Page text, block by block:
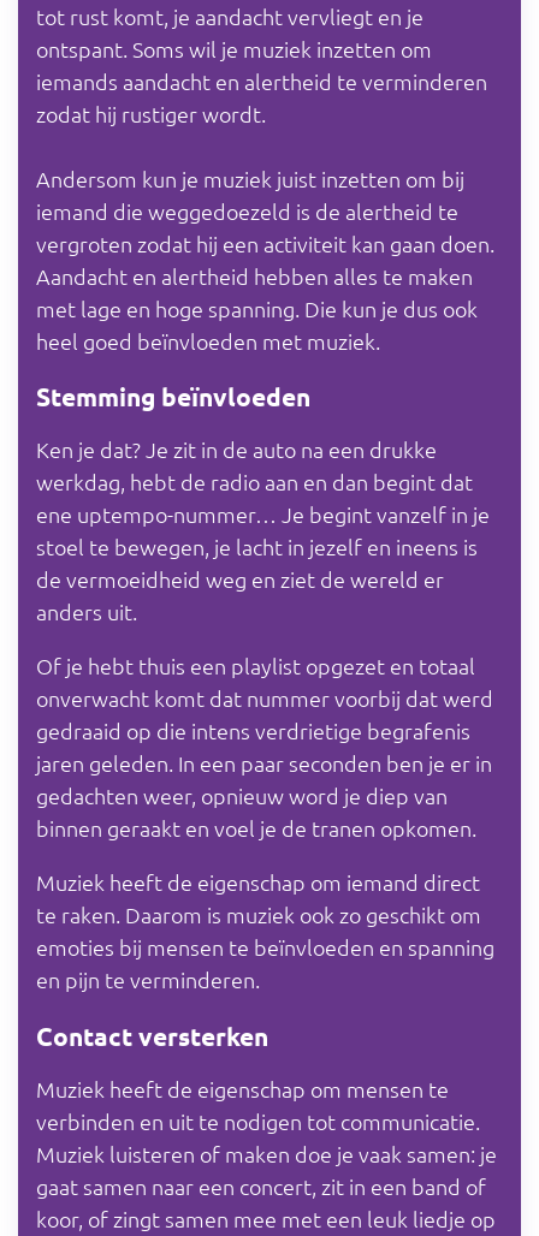
tot rust komt, je aandacht vervliegt en je
ontspant. Soms wil je muziek inzetten om
iemands aandacht en alertheid te verminderen
zodat hij rustiger wordt.
Andersom kun je muziek juist inzetten om bij
iemand die weggedoezeld is de alertheid te
vergroten zodat hij een activiteit kan gaan doen.
Aandacht en alertheid hebben alles te maken
met lage en hoge spanning. Die kun je dus ook
heel goed beïnvloeden met muziek.
Stemming beïnvloeden
Ken je dat? Je zit in de auto na een drukke
werkdag, hebt de radio aan en dan begint dat
ene uptempo-nummer… Je begint vanzelf in je
stoel te bewegen, je lacht in jezelf en ineens is
de vermoeidheid weg en ziet de wereld er
anders uit.
Of je hebt thuis een playlist opgezet en totaal
onverwacht komt dat nummer voorbij dat werd
gedraaid op die intens verdrietige begrafenis
jaren geleden. In een paar seconden ben je er in
gedachten weer, opnieuw word je diep van
binnen geraakt en voel je de tranen opkomen.
Muziek heeft de eigenschap om iemand direct
te raken. Daarom is muziek ook zo geschikt om
emoties bij mensen te beïnvloeden en spanning
en pijn te verminderen.
Contact versterken
Muziek heeft de eigenschap om mensen te
verbinden en uit te nodigen tot communicatie.
Muziek luisteren of maken doe je vaak samen: je
gaat samen naar een concert, zit in een band of
koor, of zingt samen mee met een leuk liedje op